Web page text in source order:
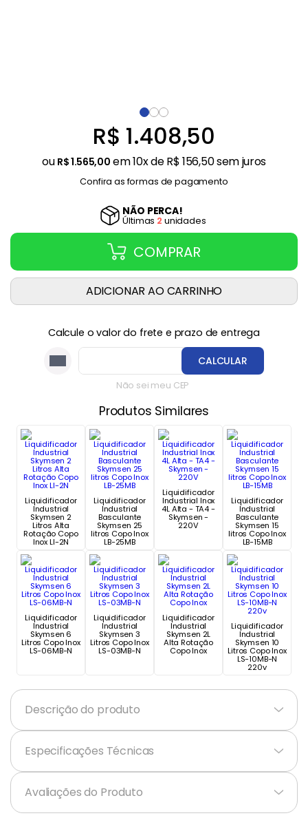
R$ 1.408,50
ou R$1.565,00 em10x deR$ 156,50sem juros
Confira as formas de pagamento
COMPRAR
NÃO PERCA!
Últimas 2 unidades
ADICIONAR AO CARRINHO
Calcule o valor do frete e prazo de entrega
Não sei meu CEP
CALCULAR
Produtos Similares
Liquidificador
Industrial
Skymsen 2
Litros Alta
Rotação Copo
Inox LI-2N
Liquidificador
Industrial
Basculante
Skymsen 25
litros Copo Inox
LB-25MB
Liquidificador
Industrial Inox
4L Alta - TA4 -
Skymsen -
220V
Liquidificador
Industrial
Basculante
Skymsen 15
litros Copo Inox
LB-15MB
Liquidificador
Industrial
Skymsen 6
Litros Copo Inox
LS-06MB-N
Liquidificador
Industrial
Skymsen 3
Litros Copo Inox
LS-03MB-N
Liquidificador
Industrial
Skymsen 2L
Alta Rotação
Copo Inox
Liquidificador
Industrial
Skymsen 10
Litros Copo Inox
LS-10MB-N
220v
Descrição do produto +
Especificações Técnicas +
Avaliações do Produto